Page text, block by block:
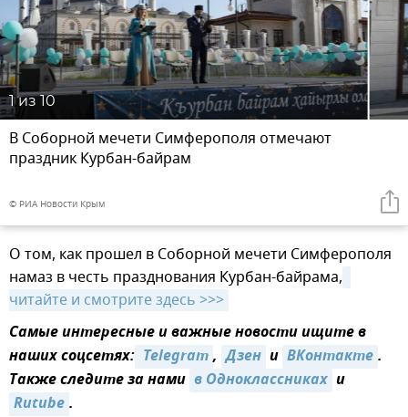
1из 10
В Соборной мечети Симферополя отмечают
праздник Курбан-байрам
© РИА Новости Крым
О том, как прошел в Соборной мечети Симферополя
намаз в честь празднования Курбан-байрама,
читайте и смотрите здесь >>>
Самые интересные и важные новости ищите в
наших соцсетях: Telegram, Дзен и ВКонтакте.
Также следите за нами в Одноклассниках и
Rutube.